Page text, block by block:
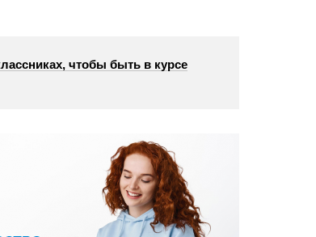
чтобы быть в курсе